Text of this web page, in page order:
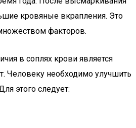
кровяные вкрапления. Это
факторов.
в соплях крови является
Человеку необходимо улучшить
этого следует: